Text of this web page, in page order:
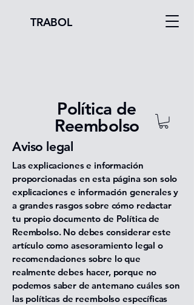
TRABOL
Política de
Reembolso
Aviso legal
Las explicaciones e información
proporcionadas en esta página son solo
explicaciones e información generales y
a grandes rasgos sobre cómo redactar
tu propio documento de Política de
Reembolso. No debes considerar este
artículo como asesoramiento legal o
recomendaciones sobre lo que
realmente debes hacer, porque no
podemos saber de antemano cuáles son
las políticas de reembolso específicas